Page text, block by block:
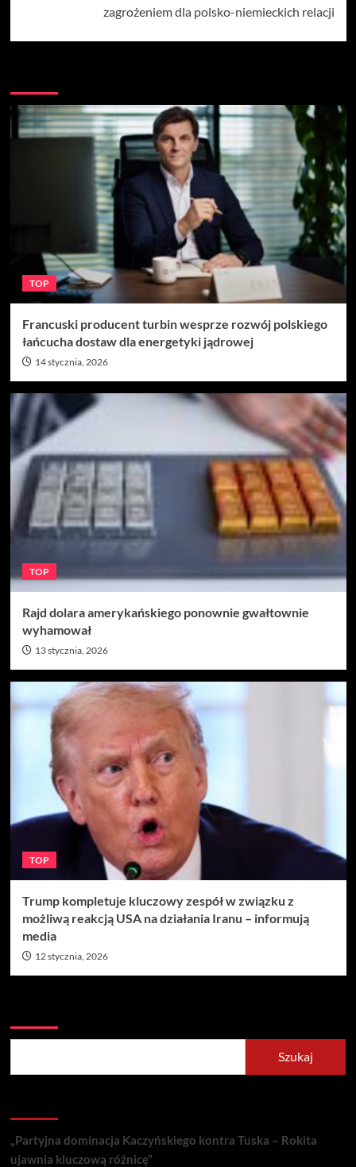
zagrożeniem dla polsko-niemieckich relacji
TOP
Francuski producent turbin wesprze rozwój polskiego
łańcucha dostaw dla energetyki jądrowej
14 stycznia, 2026
TOP
Rajd dolara amerykańskiego ponownie gwałtownie
wyhamował
13 stycznia, 2026
TOP
Trump kompletuje kluczowy zespół w związku z
możliwą reakcją USA na działania Iranu – informują
media
12 stycznia, 2026
Szukaj
„Partyjna dominacja Kaczyńskiego kontra Tuska – Rokita
ujawnia kluczową różnicę”